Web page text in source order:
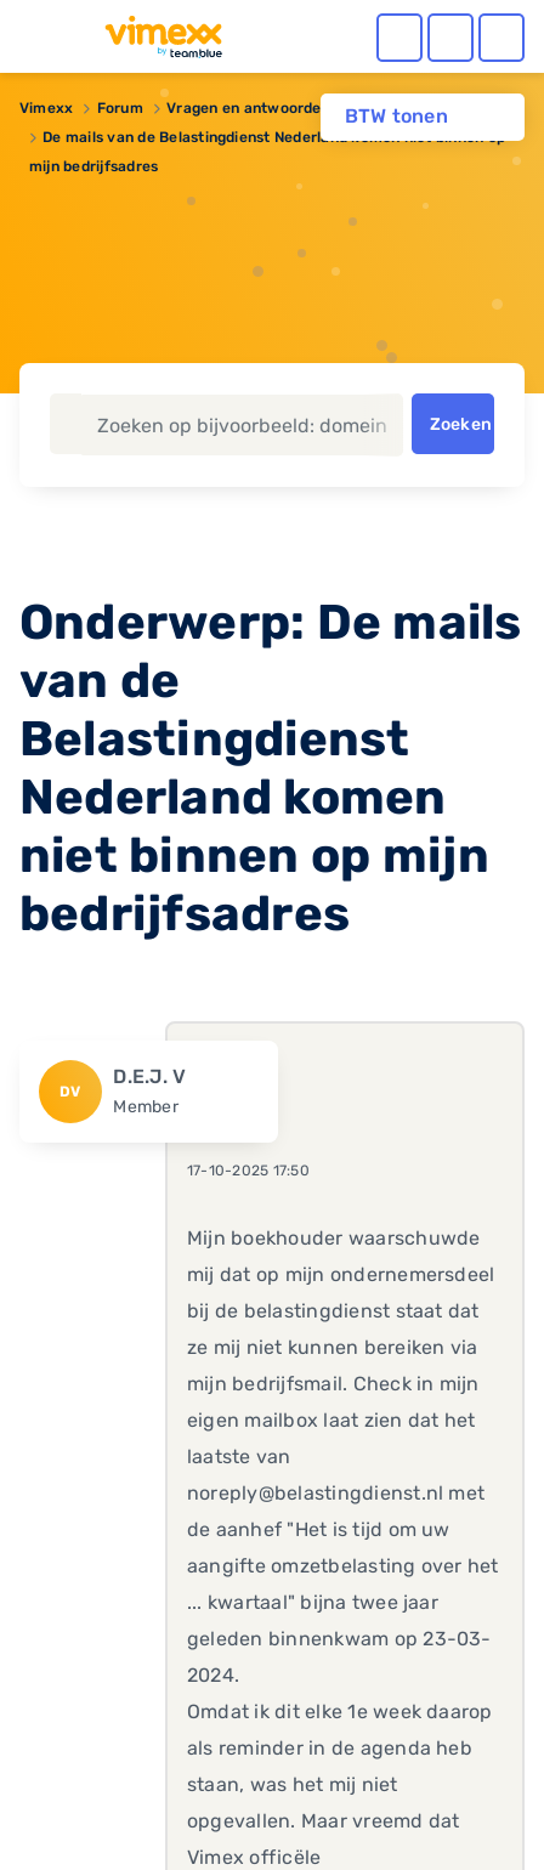
BTW tonen
Vimexx Forum
Vragen en antwoorden
De mails van de Belastingdienst Nederland komen niet binnen op
mijn bedrijfsadres
Zoeken
Onderwerp: De mails
van de
Belastingdienst
Nederland komen
niet binnen op mijn
bedrijfsadres
DV
D.E.J. V
Member
17-10-2025 17:50
Mijn boekhouder waarschuwde
mij dat op mijn ondernemersdeel
bij de belastingdienst staat dat
ze mij niet kunnen bereiken via
mijn bedrijfsmail. Check in mijn
eigen mailbox laat zien dat het
laatste van
noreply@belastingdienst.nl met
de aanhef "Het is tijd om uw
aangifte omzetbelasting over het
... kwartaal" bijna twee jaar
geleden binnenkwam op 23-03-
2024.
Omdat ik dit elke 1e week daarop
als reminder in de agenda heb
staan, was het mij niet
opgevallen. Maar vreemd dat
Vimex officële